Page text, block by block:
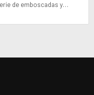
de emboscadas y